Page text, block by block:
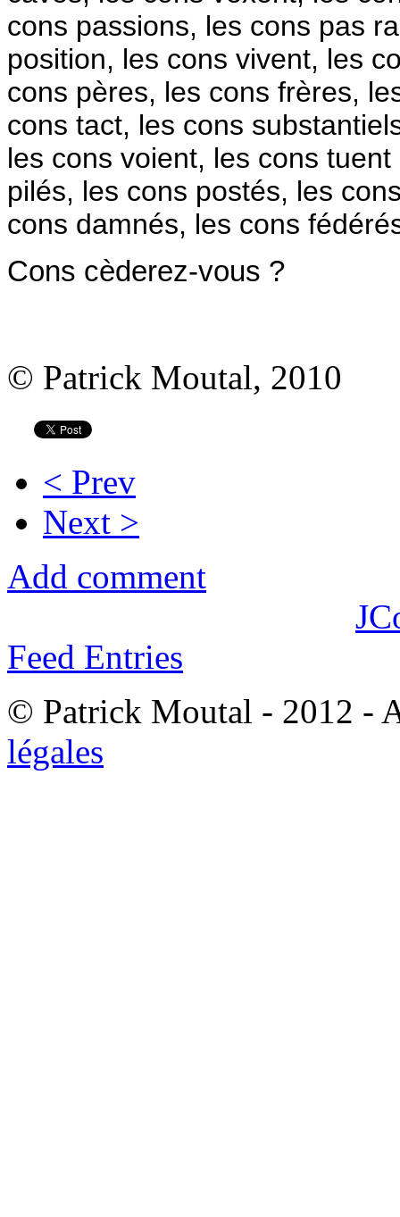
cons passions, les cons pas
position, les cons vivent, les
cons pères, les cons frères,
cons tact, les cons
les cons voient, les cons
pilés, les cons postés, les
cons damnés, les cons
Cons cèderez-vous ?
© Patrick Moutal, 2010
< Prev
Next >
Add comment
Feed Entries
© Patrick Moutal - 2012 -
légales